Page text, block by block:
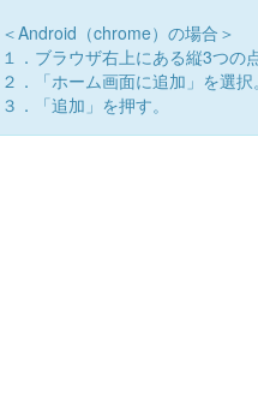
＜Android（chrome）の場合＞
１．ブラウザ右上にある縦3つの
２．「ホーム画面に追加」を選択。
３．「追加」を押す。